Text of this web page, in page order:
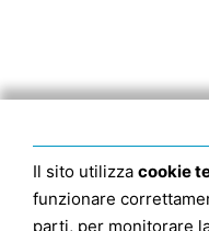
Il sito utilizza cookie
funzionare
parti, per monitorare